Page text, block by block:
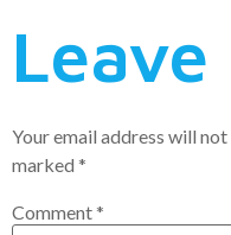
Your email address will not
marked *
Comment*